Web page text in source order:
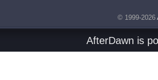
© 1999-2026
AfterDawn is